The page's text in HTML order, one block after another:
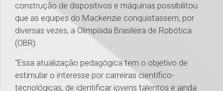
construção de dispositivos e máquinas possibilitou
que as equipes do Mackenzie conquistassem, por
diversas vezes, a Olimpíada Brasileira de Robótica
(OBR).
“Essa atualização pedagógica tem o objetivo de
estimular o interesse por carreiras científico-
tecnológicas, de identificar jovens talentos e ainda